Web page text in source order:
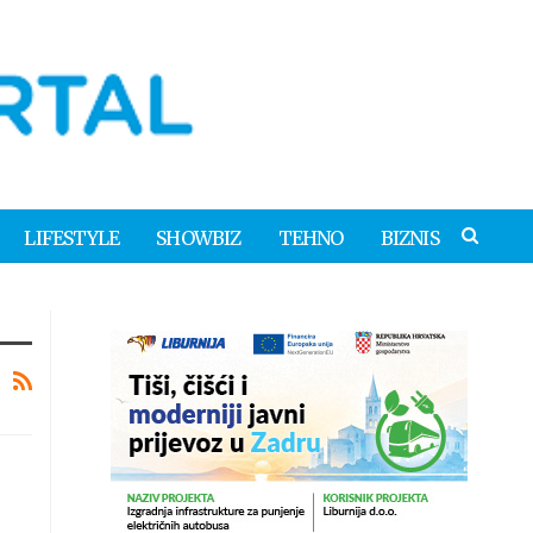
LIFESTYLE SHOWBIZ TEHNO BIZNIS